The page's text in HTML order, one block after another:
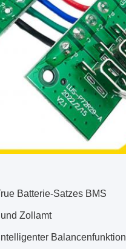
Batterie-Satzes BMS
Zollamt
Balancenfunktion